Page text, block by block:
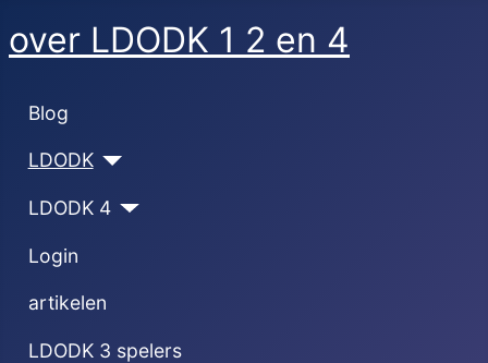
over LDODK 1 2 en 4
Blog
LDODK
LDODK 4
Login
artikelen
LDODK 3 spelers